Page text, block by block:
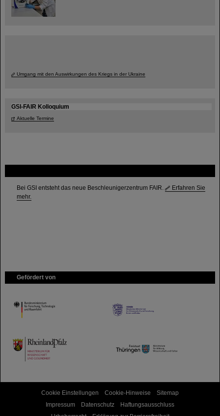
Bei GSI entsteht das neue Beschleunigerzentrum FAIR.
Erfahren Sie
mehr.
Gefördert von
HMWK
TMWWDG
Umgang mit den Auswirkungen des Kriegs in der Ukraine
GSI-FAIR Kolloquium
Aktuelle Termine
Cookie Einstellungen Cookie-Hinweise
Sitemap
Impressum
Datenschutz
Haftungsausschluss